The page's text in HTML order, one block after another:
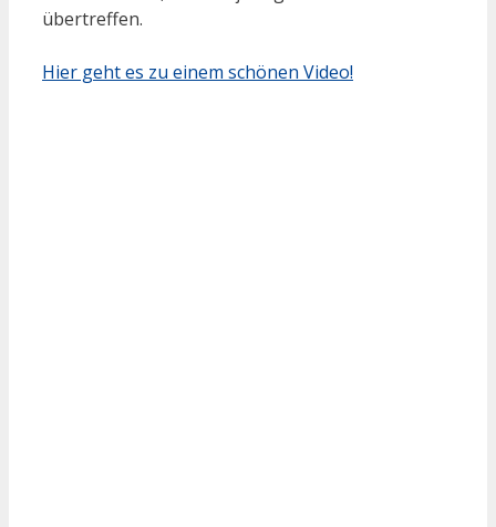
übertreffen.
Hier geht es zu einem schönen Video!